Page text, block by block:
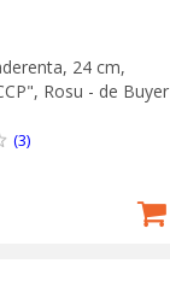
24 cm,
Rosu - de Buyer
(3)